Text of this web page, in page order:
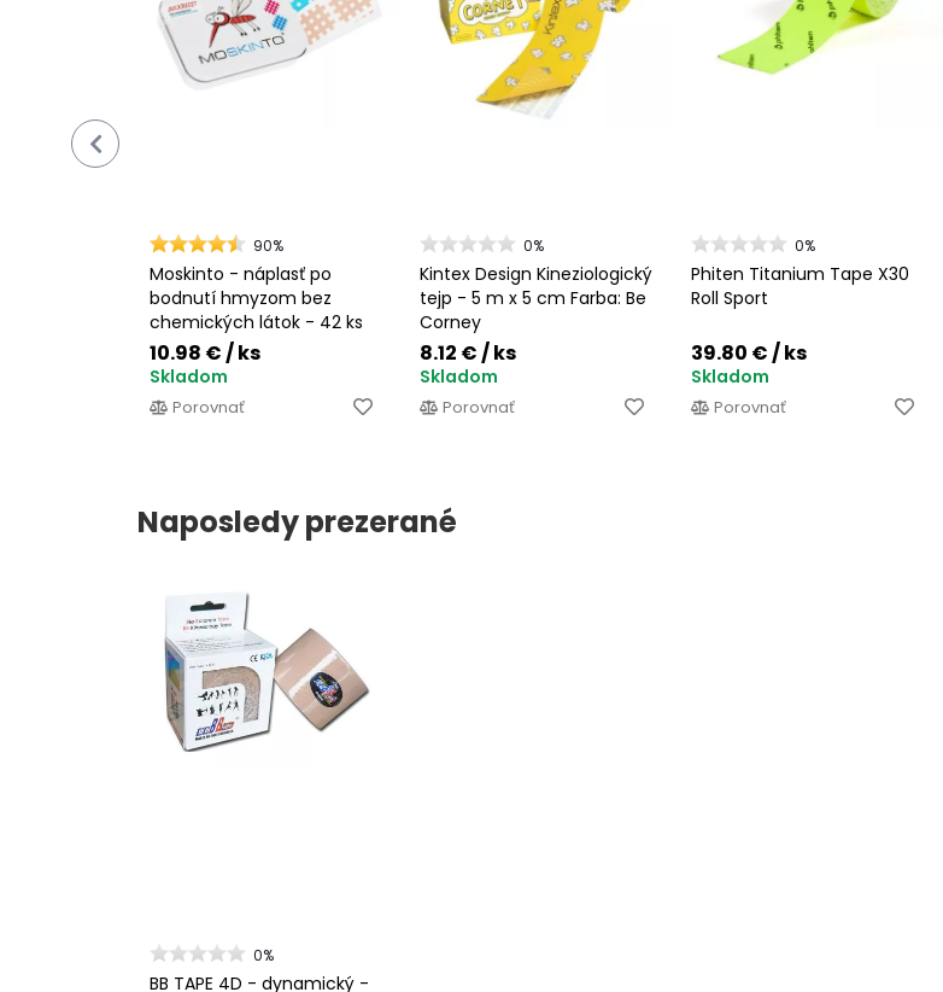
90%
Moskinto - náplasť po
bodnutí hmyzom bez
chemických látok - 42 ks
10.98 €/ ks
Skladom
Porovnať
0%
Kintex Design Kineziologický
tejp - 5 m x 5 cm Farba: Be
Corney
8.12 €/ ks
Skladom
Porovnať
0%
Phiten Titanium Tape X30
Roll Sport
39.80 €/ ks
Skladom
Porovnať
Naposledy prezerané
0%
BB TAPE 4D - dynamický -